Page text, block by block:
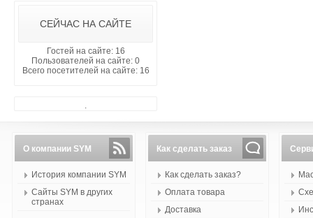
СЕЙЧАС НА САЙТЕ
Гостей на сайте: 16
Пользователей на сайте: 0
Всего посетителей на сайте: 16
.
О компании SYM
История компании SYM
Сайты SYM в других
странах
Как сделать заказ
Как сделать заказ?
Оплата товара
Доставка